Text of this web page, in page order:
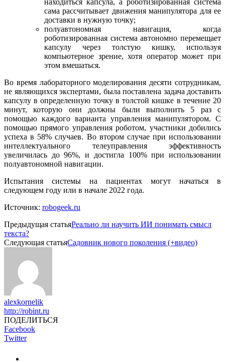
сама рассчитывает движения манипулятора для ее
доставки в нужную точку;
полуавтономная навигация, когда
роботизированная система автономно перемещает
капсулу через толстую кишку, используя
компьютерное зрение, хотя оператор может при
этом вмешаться.
Во время лабораторного моделирования десяти сотрудникам,
не являющихся экспертами, была поставлена задача доставить
капсулу в определенную точку в толстой кишке в течение 20
минут, которую они должны были выполнить 5 раз с
помощью каждого варианта управления манипулятором. С
помощью прямого управления роботом, участники добились
успеха в 58% случаев. Во втором случае при использовании
интеллектуального телеуправления эффективность
увеличилась до 96%, и достигла 100% при использовании
полуавтономной навигации.
Испытания системы на пациентах могут начаться в
следующем году или в начале 2022 года.
Источник: robogeek.ru
Предыдущая статьяРеально ли научить ИИ понимать смысл
текста?
Следующая статьяСадовник нового поколения (+видео)
alexkornelik
http://robint.ru
ПОДЕЛИТЬСЯ
Facebook
Twitter